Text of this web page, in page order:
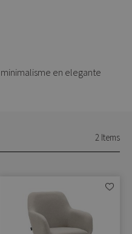
en elegante
2 Items